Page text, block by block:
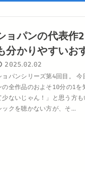
ョパンの代表
分かりやすいお
2025.02.02
ョパンシリーズ第4回目。
の全作品のおよそ10分の1
少ないじゃん！」と思う方
ックを聴かない方が、そ...